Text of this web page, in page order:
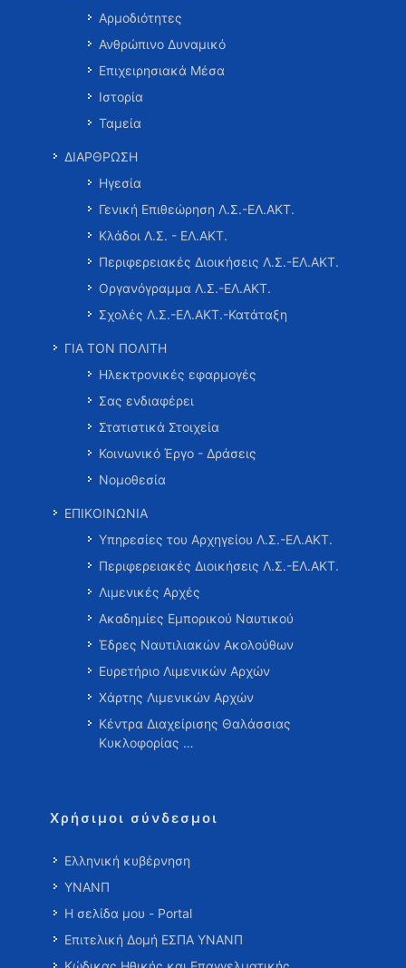
Αρμοδιότητες
Ανθρώπινο Δυναμικό
Επιχειρησιακά Μέσα
Ιστορία
Ταμεία
ΔΙΑΡΘΡΩΣΗ
Ηγεσία
Γενική Επιθεώρηση Λ.Σ.-ΕΛ.ΑΚΤ.
Κλάδοι Λ.Σ. - ΕΛ.ΑΚΤ.
Περιφερειακές Διοικήσεις Λ.Σ.-ΕΛ.ΑΚΤ.
Οργανόγραμμα Λ.Σ.-ΕΛ.ΑΚΤ.
Σχολές Λ.Σ.-ΕΛ.ΑΚΤ.-Κατάταξη
ΓΙΑ ΤΟΝ ΠΟΛΙΤΗ
Ηλεκτρονικές εφαρμογές
Σας ενδιαφέρει
Στατιστικά Στοιχεία
Κοινωνικό Έργο - Δράσεις
Νομοθεσία
ΕΠΙΚΟΙΝΩΝΙΑ
Υπηρεσίες του Αρχηγείου Λ.Σ.-ΕΛ.ΑΚΤ.
Περιφερειακές Διοικήσεις Λ.Σ.-ΕΛ.ΑΚΤ.
Λιμενικές Αρχές
Ακαδημίες Εμπορικού Ναυτικού
Έδρες Ναυτιλιακών Ακολούθων
Ευρετήριο Λιμενικών Αρχών
Χάρτης Λιμενικών Αρχών
Κέντρα Διαχείρισης Θαλάσσιας
Κυκλοφορίας …
Χρήσιμοι σύνδεσμοι
Ελληνική κυβέρνηση
ΥΝΑΝΠ
Η σελίδα μου - Portal
Επιτελική Δομή ΕΣΠΑ ΥΝΑΝΠ